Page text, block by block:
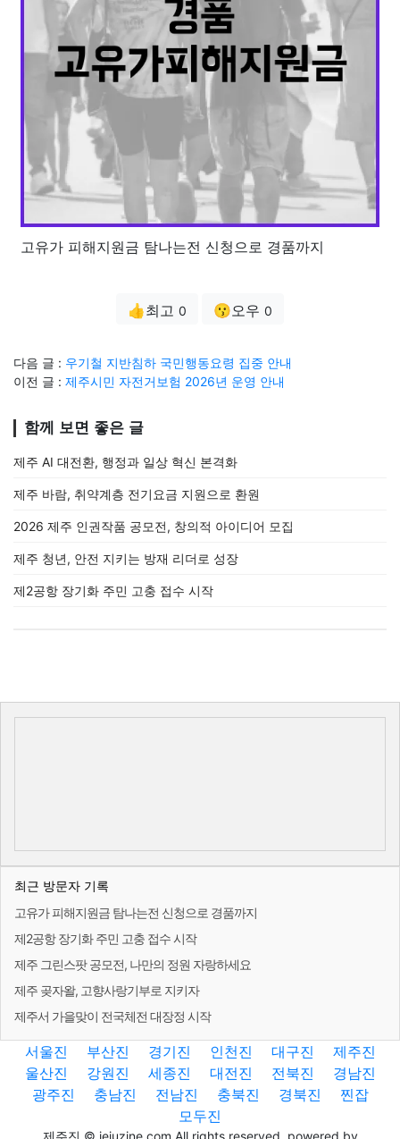
고유가 피해지원금 탐나는전 신청으로 경품까지
👍최고 0 😗오우 0
다음 글 : 우기철 지반침하 국민행동요령 집중 안내
이전 글 : 제주시민 자전거보험 2026년 운영 안내
함께 보면 좋은 글
제주 AI 대전환, 행정과 일상 혁신 본격화
제주 바람, 취약계층 전기요금 지원으로 환원
2026 제주 인권작품 공모전, 창의적 아이디어 모집
제주 청년, 안전 지키는 방재 리더로 성장
제2공항 장기화 주민 고충 접수 시작
최근 방문자 기록
고유가 피해지원금 탐나는전 신청으로 경품까지
제2공항 장기화 주민 고충 접수 시작
제주 그린스팟 공모전, 나만의 정원 자랑하세요
제주 곶자왈, 고향사랑기부로 지키자
제주서 가을맞이 전국체전 대장정 시작
서울진 부산진 경기진 인천진 대구진
제주진
울산진
강원진 세종진 대전진 전북진
경남진
광주진
충남진 전남진 충북진 경북진
찐잡
모두진